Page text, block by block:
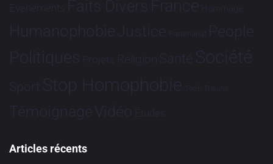
Evénements Faits Divers France Hommage
HumanophobieJustice Partenariat People
Politiques Projets Religion Santé Société
Sport Stop Homophobie Tech Tribune
TémoignageVidéo Études
Articles récents